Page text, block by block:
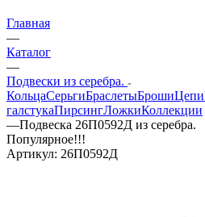
Главная
—
Каталог
—
Подвески из серебра.
КольцаСерьгиБраслетыБрошиЦепи
галстукаПирсингЛожкиКоллекции
—Подвеска 26П0592Д из серебра.
Популярное!!!
Артикул: 26П0592Д